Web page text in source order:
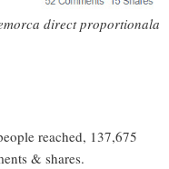
direct proportionala
reached, 137,675
& shares.